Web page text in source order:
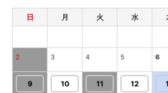
日 月 火 水
2 3 4 5 6
9 10 11 12